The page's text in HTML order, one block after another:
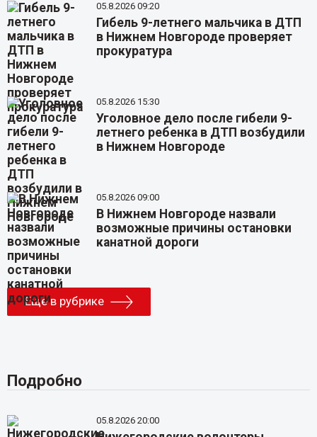
05.8.2026 09:20
Гибель 9-летнего мальчика в ДТП
в Нижнем Новгороде проверяет
прокуратура
05.8.2026 15:30
Уголовное дело после гибели 9-
летнего ребенка в ДТП возбудили
в Нижнем Новгороде
05.8.2026 09:00
В Нижнем Новгороде назвали
возможные причины остановки
канатной дороги
Еще в рубрике
Подробно
05.8.2026 20:00